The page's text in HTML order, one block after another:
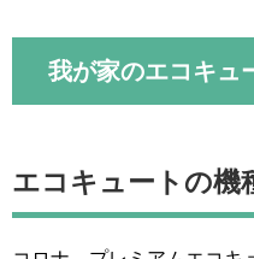
我が家のエコキュ
エコキュートの機